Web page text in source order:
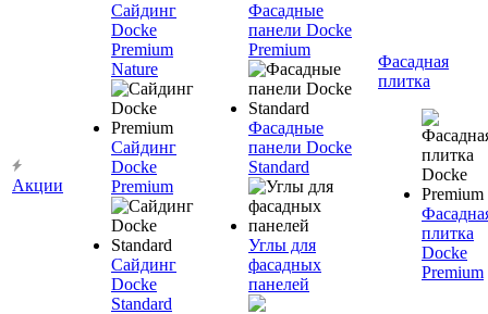
Акции
Сайдинг
Docke
Premium
Nature
Сайдинг
Docke
Premium
Сайдинг
Docke
Standard
Фасадные
панели Docke
Premium
Фасадные
панели Docke
Standard
Углы для
фасадных
панелей
Фасадная
плитка
плитка
Docke
Premium